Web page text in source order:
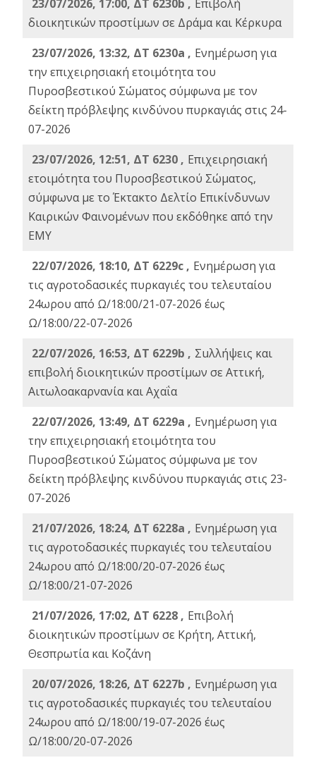
23/07/2026, 17:00, ΔΤ 6230b , Επιβολή
διοικητικών προστίμων σε Δράμα και Κέρκυρα
23/07/2026, 13:32, ΔΤ 6230a , Ενημέρωση για
την επιχειρησιακή ετοιμότητα του
Πυροσβεστικού Σώματος σύμφωνα με τον
δείκτη πρόβλεψης κινδύνου πυρκαγιάς στις 24-
07-2026
23/07/2026, 12:51, ΔΤ 6230 , Επιχειρησιακή
ετοιμότητα του Πυροσβεστικού Σώματος,
σύμφωνα με το Έκτακτο Δελτίο Επικίνδυνων
Καιρικών Φαινομένων που εκδόθηκε από την
ΕΜΥ
22/07/2026, 18:10, ΔΤ 6229c , Ενημέρωση για
τις αγροτοδασικές πυρκαγιές του τελευταίου
24ωρου από Ω/18:00/21-07-2026 έως
Ω/18:00/22-07-2026
22/07/2026, 16:53, ΔΤ 6229b , Σuλλήψεις και
επιβολή διοικητικών προστίμων σε Αττική,
Αιτωλοακαρνανία και Αχαΐα
22/07/2026, 13:49, ΔΤ 6229a , Ενημέρωση για
την επιχειρησιακή ετοιμότητα του
Πυροσβεστικού Σώματος σύμφωνα με τον
δείκτη πρόβλεψης κινδύνου πυρκαγιάς στις 23-
07-2026
21/07/2026, 18:24, ΔΤ 6228a , Ενημέρωση για
τις αγροτοδασικές πυρκαγιές του τελευταίου
24ωρου από Ω/18:00/20-07-2026 έως
Ω/18:00/21-07-2026
21/07/2026, 17:02, ΔΤ 6228 , Επιβολή
διοικητικών προστίμων σε Κρήτη, Αττική,
Θεσπρωτία και Κοζάνη
20/07/2026, 18:26, ΔΤ 6227b , Ενημέρωση για
τις αγροτοδασικές πυρκαγιές του τελευταίου
24ωρου από Ω/18:00/19-07-2026 έως
Ω/18:00/20-07-2026